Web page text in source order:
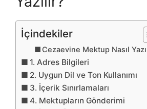
İçindekiler
Cezaevine Mektup Nasıl
1. Adres Bilgileri
2. Uygun Dil ve Ton Kullanımı
3. İçerik Sınırlamaları
4. Mektupların Gönderimi